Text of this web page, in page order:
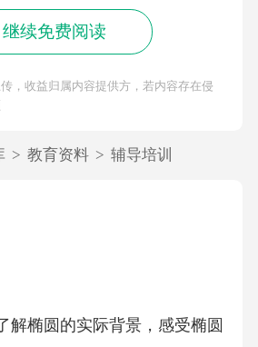
继续免费阅读
，收益归属内容提供方，若内容存在侵
> 教育资料 > 辅导培训
解椭圆的实际背景，感受椭圆